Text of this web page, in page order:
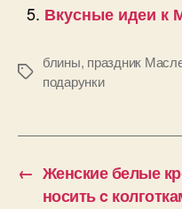
Вкусные идеи к
Позначки
блины, праздник
подарунки
← Женские белые
носить c